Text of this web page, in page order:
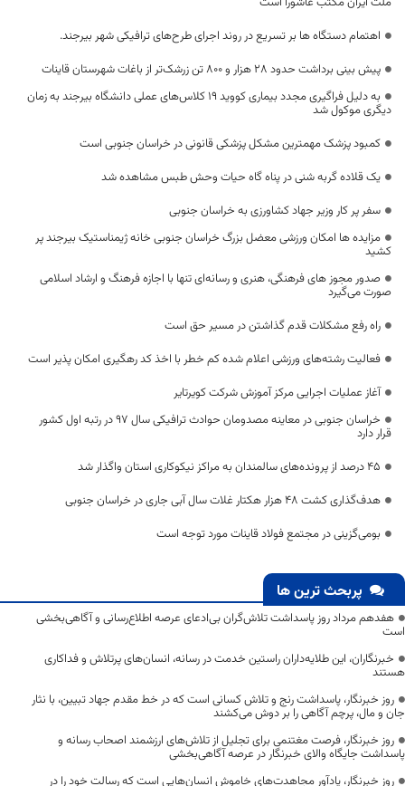
اهتمام دستگاه ها بر تسریع در روند اجرای طرح‌های ترافیکی شهر بیرجند.
پیش بینی برداشت حدود ۲۸ هزار و ۸۰۰ تن زرشک‌تر از باغات شهرستان قاینات
به دلیل فراگیری مجدد بیماری کووید ۱۹ کلاس‌های عملی دانشگاه بیرجند به زمان
دیگری موکول شد
کمبود پزشک مهمترین مشکل پزشکی قانونی در خراسان‌ جنوبی است
یک قلاده گربه شنی در پناه گاه حیات وحش طبس مشاهده شد
سفر پر کار وزیر جهاد کشاورزی به خراسان جنوبی
مزایده ها امکان ورزشی معضل بزرگ خراسان جنوبی خانه ژیمناستیک بیرجند پر
کشید
صدور مجوز های فرهنگی، هنری و رسانه‌ای تنها با اجازه فرهنگ و ارشاد اسلامی
صورت می‌گیرد
راه رفع مشکلات قدم گذاشتن در مسیر حق است
فعالیت رشته‌های ورزشی اعلام شده کم خطر با اخذ کد رهگیری امکان پذیر است
آغاز عملیات اجرایی مرکز آموزش شرکت کویرتایر
خراسان جنوبی در معاینه مصدومان حوادث ترافیکی سال ۹۷ در رتبه اول کشور
قرار دارد
۴۵ درصد از پرونده‌های سالمندان به مراکز نیکوکاری استان واگذار شد
هدف‌گذاری کشت ۴۸ هزار هکتار غلات سال آبی جاری در خراسان جنوبی
بومی‌گزینی در مجتمع فولاد قاینات مورد توجه است
پربحث ترین ها
هفدهم مرداد روز پاسداشت تلاش‌گران بی‌ادعای عرصه اطلاع‌رسانی و آگاهی‌بخشی
است
خبرنگاران، این طلایه‌داران راستین خدمت در رسانه، انسان‌های پرتلاش و فداکاری
هستند
روز خبرنگار، پاسداشت رنج و تلاش کسانی است که در خط مقدم جهاد تبیین، با نثار
جان و مال، پرچم آگاهی را بر دوش می‌کشند
روز خبرنگار، فرصت مغتنمی برای تجلیل از تلاش‌های ارزشمند اصحاب رسانه و
پاسداشت جایگاه والای خبرنگار در عرصه آگاهی‌بخشی
روز خبرنگار، یادآور مجاهدت‌های خاموش انسان‌هایی است که رسالت خود را در